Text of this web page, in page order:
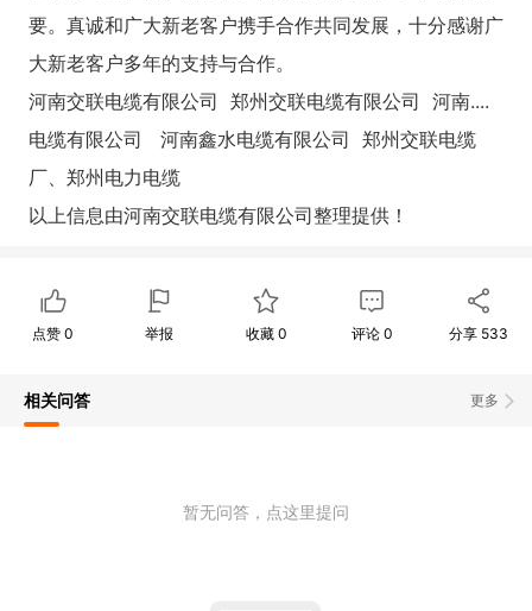
要。真诚和广大新老客户携手合作共同发展，十分感谢广
大新老客户多年的支持与合作。
河南交联电缆有限公司 郑州交联电缆有限公司 河南....
电缆有限公司 河南鑫水电缆有限公司 郑州交联电缆
厂、郑州电力电缆
以上信息由河南交联电缆有限公司整理提供！
点赞0 举报 收藏 0 评论0 分享 533
更多
相关问答
暂无问答，点这里提问